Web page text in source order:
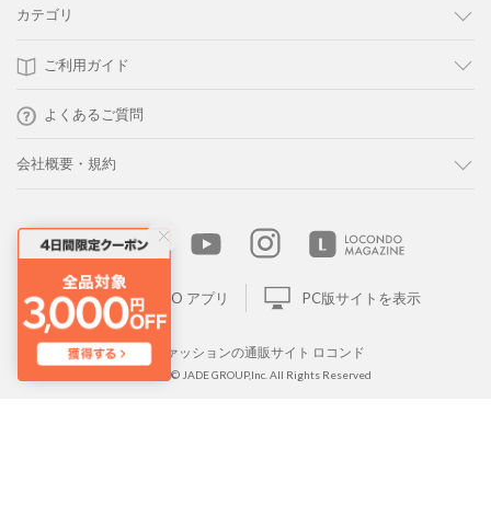
カテゴリ
ご利用ガイド
よくあるご質問
会社概要・規約
LOCONDO アプリ PC版サイトを表示
靴とファッションの通販サイト ロコンド
Copyright © JADE GROUP,Inc. All Rights Reserved